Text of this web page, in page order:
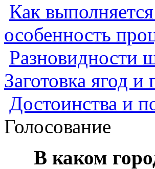
Как
особенность
Разновидности
Заготовка ягод и
Достоинства и
Голосование
В каком